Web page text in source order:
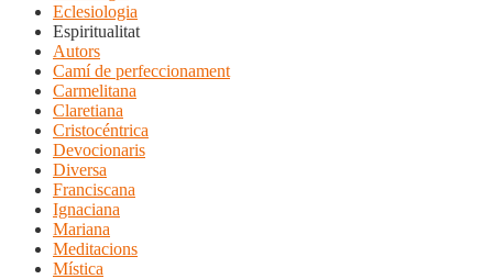
Eclesiologia
Espiritualitat
Autors
Camí de perfeccionament
Carmelitana
Claretiana
Cristocéntrica
Devocionaris
Diversa
Franciscana
Ignaciana
Mariana
Meditacions
Mística